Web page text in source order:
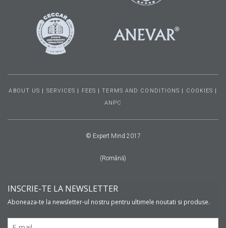
ABOUT US | SERVICES | FEES |TERMS AND CONDITIONS | COOKIES |
ANPC
© Expert Mind 2017
(Română)